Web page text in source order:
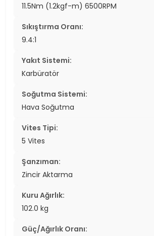
11.5Nm (1.2kgf-m) 6500RPM
Sıkıştırma Oranı:
9.4:1
Yakıt Sistemi:
Karbüratör
Soğutma Sistemi:
Hava Soğutma
Vites Tipi:
5 Vites
Şanzıman:
Zincir Aktarma
Kuru Ağırlık:
102.0 kg
Güç/Ağırlık Oranı: